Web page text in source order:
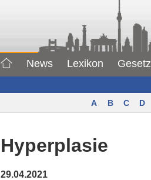
News Lexikon
A B C D
Hyperplasie
29.04.2021